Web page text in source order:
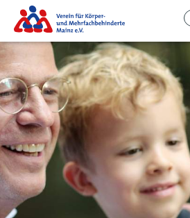
Hauptregion
der
Seite
anspringen
Link
Homepage